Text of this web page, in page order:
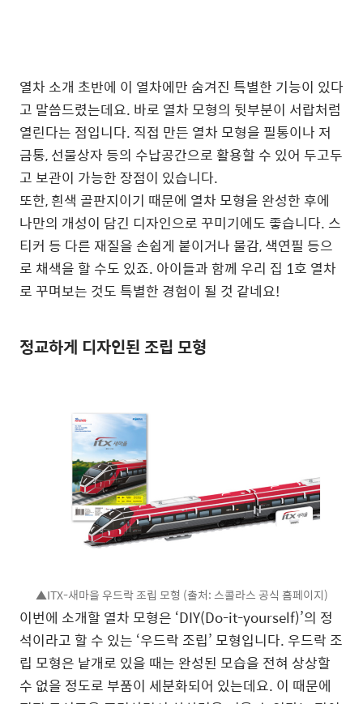
열차 소개 초반에 이 열차에만 숨겨진 특별한 기능이 있다
고 말씀드렸는데요. 바로 열차 모형의 뒷부분이 서랍처럼
열린다는 점입니다. 직접 만든 열차 모형을 필통이나 저
금통, 선물상자 등의 수납공간으로 활용할 수 있어 두고두
고 보관이 가능한 장점이 있습니다.
또한, 흰색 골판지이기 때문에 열차 모형을 완성한 후에
나만의 개성이 담긴 디자인으로 꾸미기에도 좋습니다. 스
티커 등 다른 재질을 손쉽게 붙이거나 물감, 색연필 등으
로 채색을 할 수도 있죠. 아이들과 함께 우리 집 1호 열차
로 꾸며보는 것도 특별한 경험이 될 것 같네요!
정교하게 디자인된 조립 모형
▲ITX-새마을 우드락 조립 모형 (출처: 스콜라스 공식 홈페이지)
이번에 소개할 열차 모형은 ‘DIY(Do-it-yourself)’의 정
석이라고 할 수 있는 ‘우드락 조립’ 모형입니다. 우드락 조
립 모형은 낱개로 있을 때는 완성된 모습을 전혀 상상할
수 없을 정도로 부품이 세분화되어 있는데요. 이 때문에